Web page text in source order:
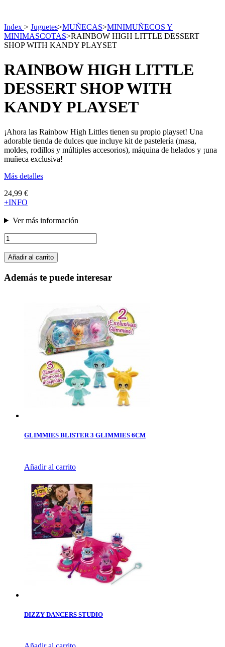
Index > Juguetes>MUÑECAS>MINIMUÑECOS Y
MINIMASCOTAS>RAINBOW HIGH LITTLE DESSERT
SHOP WITH KANDY PLAYSET
RAINBOW HIGH LITTLE
DESSERT SHOP WITH
KANDY PLAYSET
¡Ahora las Rainbow High Littles tienen su propio playset! Una
adorable tienda de dulces que incluye kit de pastelería (masa,
moldes, rodillos y múltiples accesorios), máquina de helados y ¡una
muñeca exclusiva!
Más detalles
24,99 €
+INFO
Ver más información
Añadir al carrito
Además te puede interesar
GLIMMIES BLISTER 3 GLIMMIES 6CM
Añadir al carrito
DIZZY DANCERS STUDIO